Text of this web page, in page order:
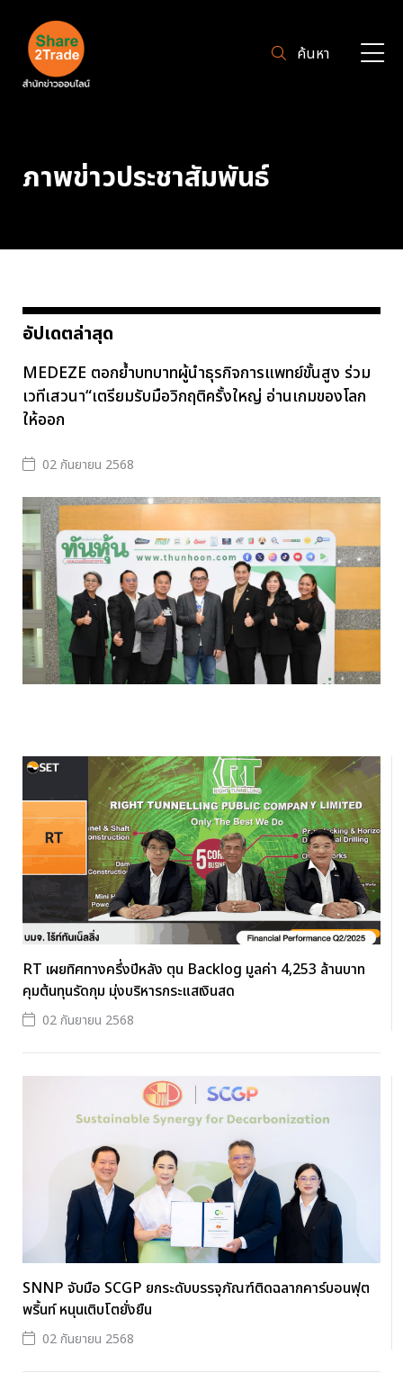
ค้นหา
ภาพข่าวประชาสัมพันธ์
อัปเดตล่าสุด
MEDEZE ตอกย้ำบทบาทผู้นำธุรกิจการแพทย์ขั้นสูง ร่วม
เวทีเสวนา“เตรียมรับมือวิกฤติครั้งใหญ่ อ่านเกมของโลก
ให้ออก
02 กันยายน 2568
RT เผยทิศทางครึ่งปีหลัง ตุน Backlog มูลค่า 4,253 ล้านบาท
คุมต้นทุนรัดกุม มุ่งบริหารกระแสเงินสด
02 กันยายน 2568
SNNP จับมือ SCGP ยกระดับบรรจุภัณฑ์ติดฉลากคาร์บอนฟุต
พริ้นท์ หนุนเติบโตยั่งยืน
02 กันยายน 2568